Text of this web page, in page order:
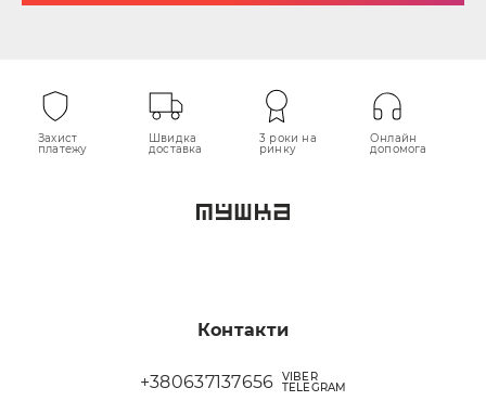
Захист
платежу
Швидка
доставка
3 роки на
ринку
Онлайн
допомога
Контакти
+380637137656 VIBER
TELEGRAM